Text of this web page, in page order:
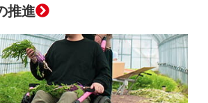
推進